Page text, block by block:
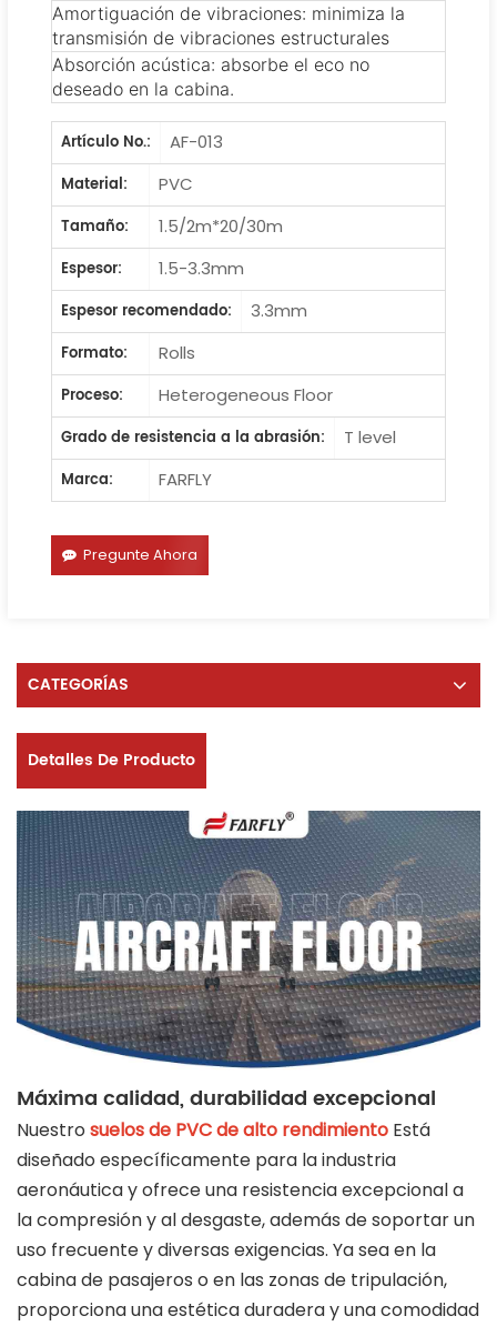
Amortiguación de vibraciones: minimiza la
transmisión de vibraciones estructurales
Absorción acústica: absorbe el eco no
deseado en la cabina.
Artículo No.:
AF-013
Material:
PVC
Tamaño:
1.5/2m*20/30m
Espesor:
1.5-3.3mm
Espesor recomendado:
3.3mm
Formato:
Rolls
Proceso:
Heterogeneous Floor
Grado de resistencia a la abrasión:
T level
Marca:
FARFLY
Pregunte Ahora
CATEGORÍAS
Detalles De Producto
Máxima calidad, durabilidad excepcional
Nuestro suelos de PVC de alto rendimiento Está
diseñado específicamente para la industria
aeronáutica y ofrece una resistencia excepcional a
la compresión y al desgaste, además de soportar un
uso frecuente y diversas exigencias. Ya sea en la
cabina de pasajeros o en las zonas de tripulación,
proporciona una estética duradera y una comodidad